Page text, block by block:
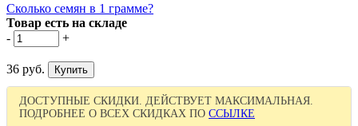
Сколько семян в 1 грамме?
Товар есть на складе
-
+
36 руб.
ДОСТУПНЫЕ СКИДКИ. ДЕЙСТВУЕТ МАКСИМАЛЬНАЯ.
ПОДРОБНЕЕ О ВСЕХ СКИДКАХ ПО ССЫЛКЕ